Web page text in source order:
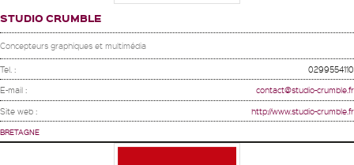
STUDIO CRUMBLE
Concepteurs graphiques et multimédia
Tel. : 0299554110
E-mail : contact@studio-crumble.fr
Site web : http://www.studio-crumble.fr
BRETAGNE